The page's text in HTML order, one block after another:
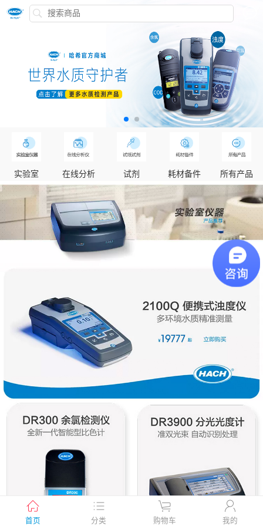
实验室 在线分析 试剂 耗材备件 所有产品
首页 分类 购物车 我的